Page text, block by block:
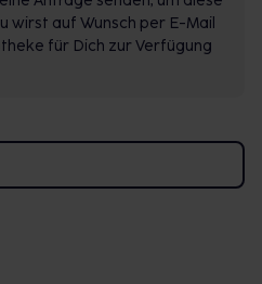
wirst auf Wunsch per E-Mail
für Dich zur Verfügung